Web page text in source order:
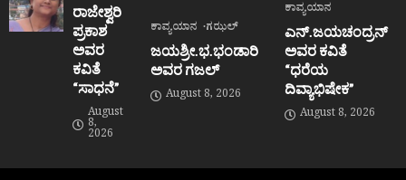
ರಾಜೇಶ್ವರಿ
ಪ್ರಕಾಶ
ಅವರ
ಕವಿತೆ
“ಸಾಧನೆ”
August
8,
2026
ಕಾವ್ಯಯಾನ ಗಝಲ್
ಜಯಶ್ರೀ.ಭ.ಭಂಡಾರಿ
ಅವರ ಗಜಲ್
August 8, 2026
ಕಾವ್ಯಯಾನ
ಎನ್.ಜಯಚಂದ್ರನ್
ಅವರ ಕವಿತೆ
“ಧರೆಯ
ದಿವ್ಯಾಭಿಷೇಕ”
August 8, 2026